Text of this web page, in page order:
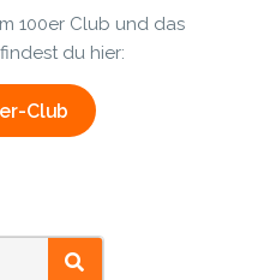
100er Club und das
du hier:
Club